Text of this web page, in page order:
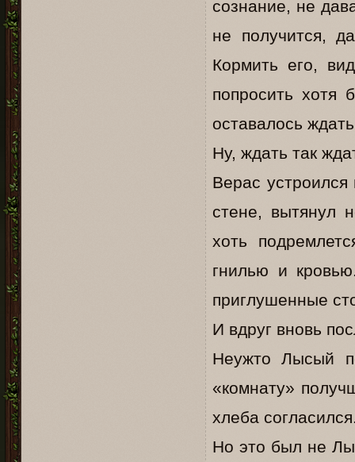
сознание, не
не получится,
Кормить его,
попросить хотя
оставалось
Ну, ждать так
Верас
стене, вытянул
хоть
гнилью и
приглушенные
И вдруг вновь
Неужто Лысый
«комнату»
хлеба
Но это был не